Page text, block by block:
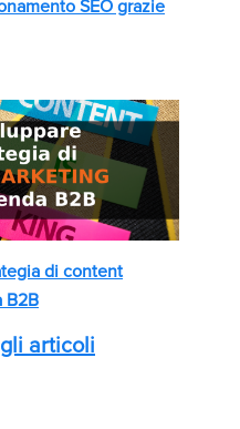
SEO grazie
di content
B2B
articoli